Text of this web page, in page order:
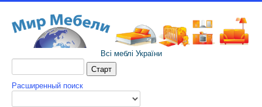
Всі меблі України
Расширенный поиск